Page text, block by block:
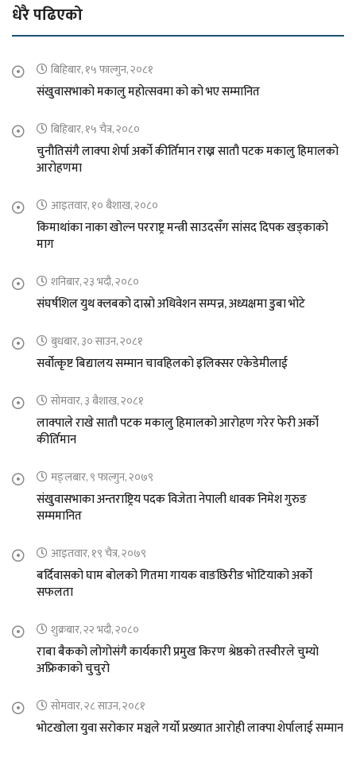
धेरै पढिएको
बिहिबार, १५ फाल्गुन, २०८१
संखुवासभाको मकालु महोत्सवमा को को भए सम्मानित
बिहिबार, १५ चैत्र, २०८०
चुनौतिसंगै लाक्पा शेर्पा अर्को कीर्तिमान राख्न सातौ पटक मकालु हिमालको
आरोहणमा
आइतवार, १० बैशाख, २०८०
किमाथांका नाका खोल्न परराष्ट्र मन्त्री साउदसँग सांसद दिपक खड्काको
माग
शनिबार, २३ भदौ, २०८०
संघर्षशिल युथ क्लबको दास्रो अधिवेशन सम्पन्न, अध्यक्षमा डुबा भोटे
बुधबार, ३० साउन, २०८१
सर्वोत्कृष्ट बिद्यालय सम्मान चावहिलको इलिक्सर एकेडेमीलाई
सोमवार, ३ बैशाख, २०८१
लाक्पाले राखे सातौ पटक मकालु हिमालको आरोहण गरेर फेरी अर्को
कीर्तिमान
मङ्लबार, ९ फाल्गुन, २०७९
संखुवासभाका अन्तराष्ट्रिय पदक विजेता नेपाली धावक निमेश गुरुङ
सम्ममानित
आइतवार, १९ चैत्र, २०७९
बर्दिवासको घाम बोलको गितमा गायक वाङछिरीङ भोटियाको अर्को
सफलता
शुक्रबार, २२ भदौ, २०८०
राबा बैकको लोगोसंगै कार्यकारी प्रमुख किरण श्रेष्ठको तस्वीरले चुम्यो
अफ्रिकाको चुचुरो
सोमवार, २८ साउन, २०८१
भोटखोला युवा सरोकार मञ्चले गर्यो प्रख्यात आरोही लाक्पा शेर्पालाई सम्मान